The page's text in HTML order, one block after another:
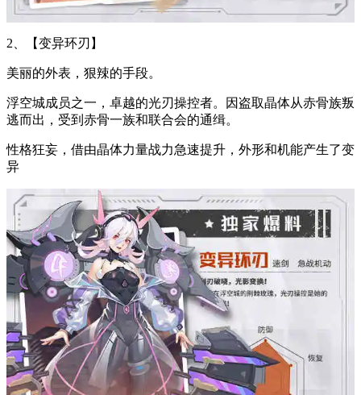
2、【变异环刃】
美丽的外表，狠辣的手段。
浮空城成员之一，卓越的光刃操控者。因盗取晶体从赤骨族叛
逃而出，受到赤骨一族和联合会的通缉。
性格狂妄，借由晶体力量战力急速提升，外形和机能产生了变
异